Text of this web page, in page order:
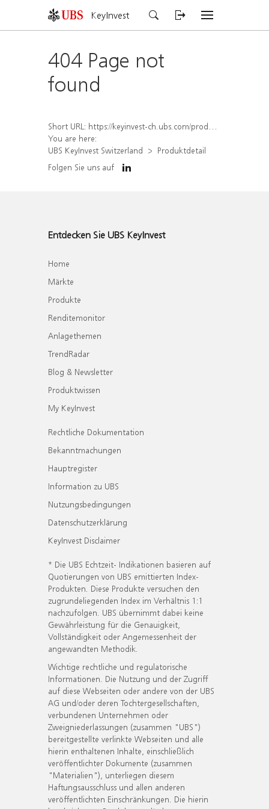
KeyInvest
404 Page not
found
Short URL: https://keyinvest-ch.ubs.com/produkt/detail/index/isin/CH1580907082
You are here:
UBS KeyInvest Switzerland
Produktdetail
Folgen Sie uns auf
Entdecken Sie UBS KeyInvest
Home
Märkte
Produkte
Renditemonitor
Anlagethemen
TrendRadar
Blog & Newsletter
Produktwissen
My KeyInvest
Rechtliche Dokumentation
Bekanntmachungen
Hauptregister
Information zu UBS
Nutzungsbedingungen
Datenschutzerklärung
KeyInvest Disclaimer
* Die UBS Echtzeit- Indikationen basieren auf
Quotierungen von UBS emittierten Index-
Produkten. Diese Produkte versuchen den
zugrundeliegenden Index im Verhältnis 1:1
nachzufolgen. UBS übernimmt dabei keine
Gewährleistung für die Genauigkeit,
Vollständigkeit oder Angemessenheit der
angewandten Methodik.
Wichtige rechtliche und regulatorische
Informationen. Die Nutzung und der Zugriff
auf diese Webseiten oder andere von der UBS
AG und/oder deren Tochtergesellschaften,
verbundenen Unternehmen oder
Zweigniederlassungen (zusammen "UBS")
bereitgestellte verlinkte Webseiten und alle
hierin enthaltenen Inhalte, einschließlich
veröffentlichter Dokumente (zusammen
"Materialien"), unterliegen diesem
Haftungsausschluss und allen anderen
veröffentlichten Einschränkungen. Die hierin